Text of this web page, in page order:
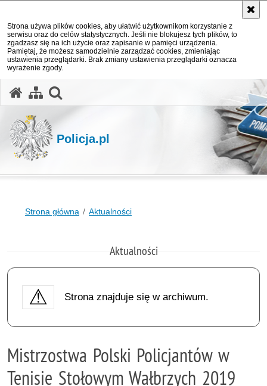
Strona używa plików cookies, aby ułatwić użytkownikom korzystanie z
serwisu oraz do celów statystycznych. Jeśli nie blokujesz tych plików, to
zgadzasz się na ich użycie oraz zapisanie w pamięci urządzenia.
Pamiętaj, że możesz samodzielnie zarządzać cookies, zmieniając
ustawienia przeglądarki. Brak zmiany ustawienia przeglądarki oznacza
wyrażenie zgody.
Policja.pl
Strona główna Aktualności
Aktualności
Strona znajduje się w archiwum.
Mistrzostwa Polski Policjantów w
Tenisie Stołowym Wałbrzych 2019